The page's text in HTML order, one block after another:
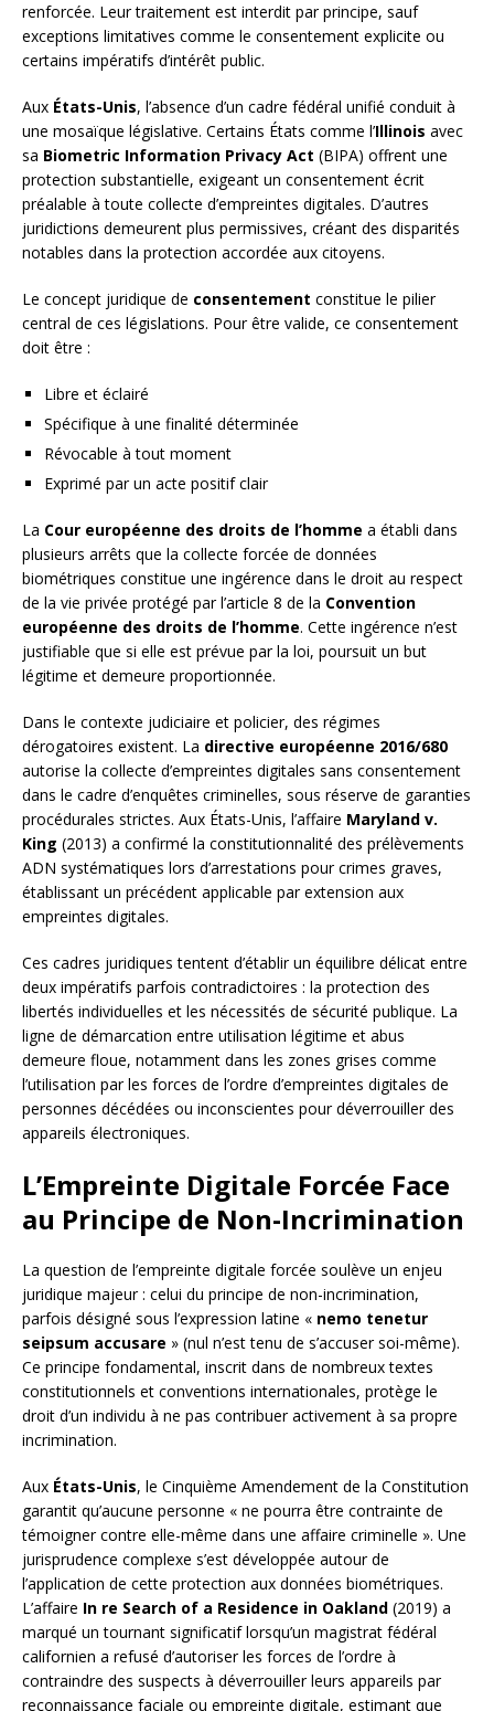
renforcée. Leur traitement est interdit par principe, sauf
exceptions limitatives comme le consentement explicite ou
certains impératifs d’intérêt public.
Aux États-Unis, l’absence d’un cadre fédéral unifié conduit à
une mosaïque législative. Certains États comme l’Illinois avec
sa Biometric Information Privacy Act (BIPA) offrent une
protection substantielle, exigeant un consentement écrit
préalable à toute collecte d’empreintes digitales. D’autres
juridictions demeurent plus permissives, créant des disparités
notables dans la protection accordée aux citoyens.
Le concept juridique de consentement constitue le pilier
central de ces législations. Pour être valide, ce consentement
doit être :
Libre et éclairé
Spécifique à une finalité déterminée
Révocable à tout moment
Exprimé par un acte positif clair
La Cour européenne des droits de l’homme a établi dans
plusieurs arrêts que la collecte forcée de données
biométriques constitue une ingérence dans le droit au respect
de la vie privée protégé par l’article 8 de la Convention
européenne des droits de l’homme. Cette ingérence n’est
justifiable que si elle est prévue par la loi, poursuit un but
légitime et demeure proportionnée.
Dans le contexte judiciaire et policier, des régimes
dérogatoires existent. La directive européenne 2016/680
autorise la collecte d’empreintes digitales sans consentement
dans le cadre d’enquêtes criminelles, sous réserve de garanties
procédurales strictes. Aux États-Unis, l’affaire Maryland v.
King (2013) a confirmé la constitutionnalité des prélèvements
ADN systématiques lors d’arrestations pour crimes graves,
établissant un précédent applicable par extension aux
empreintes digitales.
Ces cadres juridiques tentent d’établir un équilibre délicat entre
deux impératifs parfois contradictoires : la protection des
libertés individuelles et les nécessités de sécurité publique. La
ligne de démarcation entre utilisation légitime et abus
demeure floue, notamment dans les zones grises comme
l’utilisation par les forces de l’ordre d’empreintes digitales de
personnes décédées ou inconscientes pour déverrouiller des
appareils électroniques.
L’Empreinte Digitale Forcée Face
au Principe de Non-Incrimination
La question de l’empreinte digitale forcée soulève un enjeu
juridique majeur : celui du principe de non-incrimination,
parfois désigné sous l’expression latine « nemo tenetur
seipsum accusare » (nul n’est tenu de s’accuser soi-même).
Ce principe fondamental, inscrit dans de nombreux textes
constitutionnels et conventions internationales, protège le
droit d’un individu à ne pas contribuer activement à sa propre
incrimination.
Aux États-Unis, le Cinquième Amendement de la Constitution
garantit qu’aucune personne « ne pourra être contrainte de
témoigner contre elle-même dans une affaire criminelle ». Une
jurisprudence complexe s’est développée autour de
l’application de cette protection aux données biométriques.
L’affaire In re Search of a Residence in Oakland (2019) a
marqué un tournant significatif lorsqu’un magistrat fédéral
californien a refusé d’autoriser les forces de l’ordre à
contraindre des suspects à déverrouiller leurs appareils par
reconnaissance faciale ou empreinte digitale, estimant que